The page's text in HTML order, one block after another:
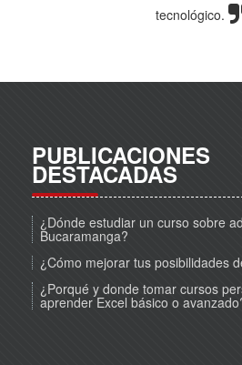
tecnológico.
PUBLICACIONES
DESTACADAS
¿Dónde estudiar un curso sobre
Bucaramanga?
¿Cómo mejorar tus posibilidades
¿Porqué y donde tomar cursos
aprender Excel básico o